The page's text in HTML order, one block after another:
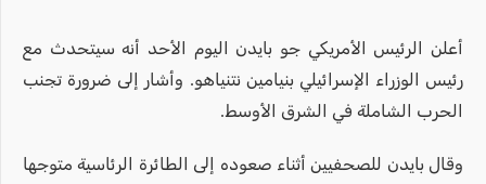
أعلن الرئيس الأمريكي جو بايدن اليوم الأحد أنه سيتحدث مع
رئيس الوزراء الإسرائيلي بنيامين نتنياهو. وأشار إلى ضرورة تجنب
الحرب الشاملة في الشرق الأوسط.
وقال بايدن للصحفيين أثناء صعوده إلى الطائرة الرئاسية متوجها